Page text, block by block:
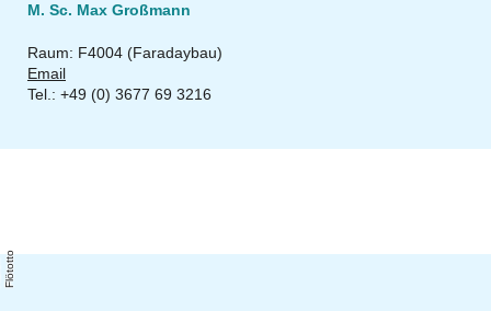
M. Sc. Max Großmann
Raum: F4004 (Faradaybau)
Email
Tel.: +49 (0) 3677 69 3216
o